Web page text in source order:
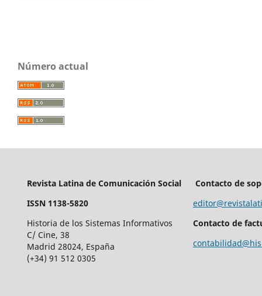
Número actual
Revista Latina de Comunicación Social
ISSN 1138-5820
Historia de los Sistemas Informativos
C/ Cine, 38
Madrid 28024, España
(+34) 91 512 0305
Contacto de
Contacto de